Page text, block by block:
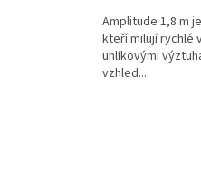
Amplitude 1,8 m
kteří milují rychlé
uhlíkovými
vzhled....